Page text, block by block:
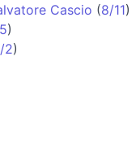
Cascio (8/11)
)
2)